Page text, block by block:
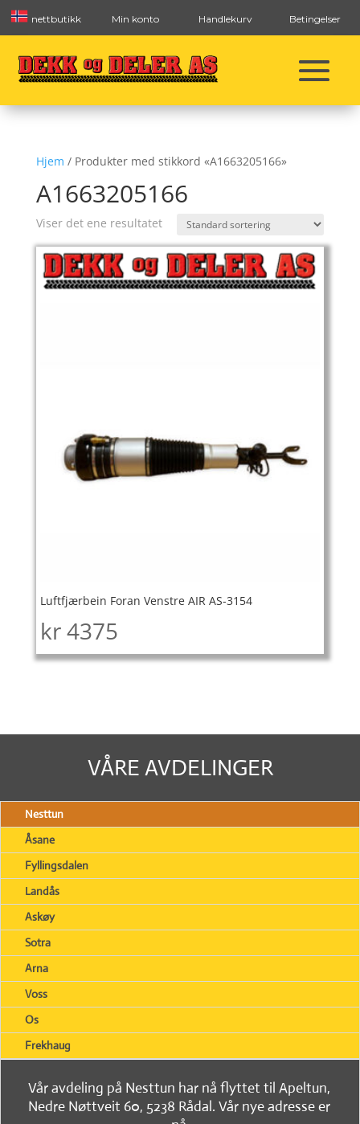
nettbutikk Min konto Handlekurv Betingelser
Hjem / Produkter med stikkord «A1663205166»
A1663205166
Viser det ene resultatet
Luftfjærbein Foran Venstre AIR AS-3154
kr4375
VÅRE AVDELINGER
Nesttun
Åsane
Fyllingsdalen
Landås
Askøy
Sotra
Arna
Voss
Os
Frekhaug
Vår avdeling på Nesttun har nå flyttet til Apeltun,
Nedre Nøttveit 60, 5238 Rådal. Vår nye adresse er